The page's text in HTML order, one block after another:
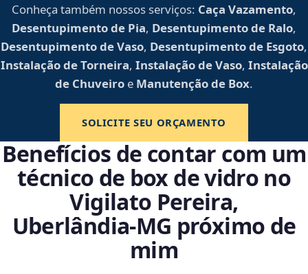
Conheça também nossos serviços: Caça Vazamento,
Desentupimento de Pia, Desentupimento de Ralo,
Desentupimento de Vaso, Desentupimento de Esgoto,
Instalação de Torneira, Instalação de Vaso, Instalação
de Chuveiro e Manutenção de Box.
SOLICITE SEU ORÇAMENTO
Benefícios de contar com um
técnico de box de vidro no
Vigilato Pereira,
Uberlândia‑MG próximo de
mim